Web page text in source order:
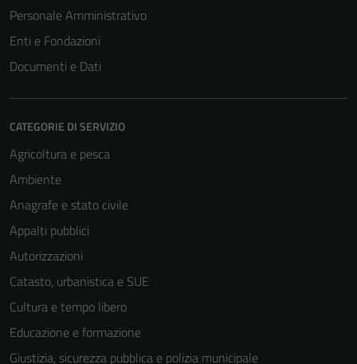
Personale Amministrativo
Enti e Fondazioni
Documenti e Dati
CATEGORIE DI SERVIZIO
Agricoltura e pesca
Ambiente
Anagrafe e stato civile
Appalti pubblici
Autorizzazioni
Catasto, urbanistica e SUE
Cultura e tempo libero
Educazione e formazione
Giustizia, sicurezza pubblica e polizia municipale